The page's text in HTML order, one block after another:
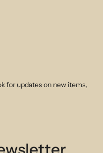
for updates on new items,